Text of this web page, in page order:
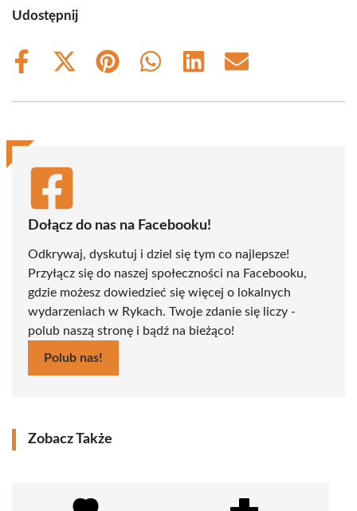
Udostępnij
Share
Share
(Twitter)
Share
Share
Share
Share
Dołącz do nas na Facebooku!
Odkrywaj, dyskutuj i dziel się tym co najlepsze!
Przyłącz się do naszej społeczności na Facebooku,
gdzie możesz dowiedzieć się więcej o lokalnych
wydarzeniach w Rykach. Twoje zdanie się liczy -
polub naszą stronę i bądź na bieżąco!
Polub nas!
Zobacz Także